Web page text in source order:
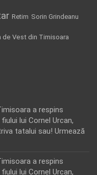
Retim Sorin Grindeanu
de Vest din Timisoara
a respins
lui Cornel Urcan,
tatalui sau! Urmează
a respins
lui Cornel Urcan,